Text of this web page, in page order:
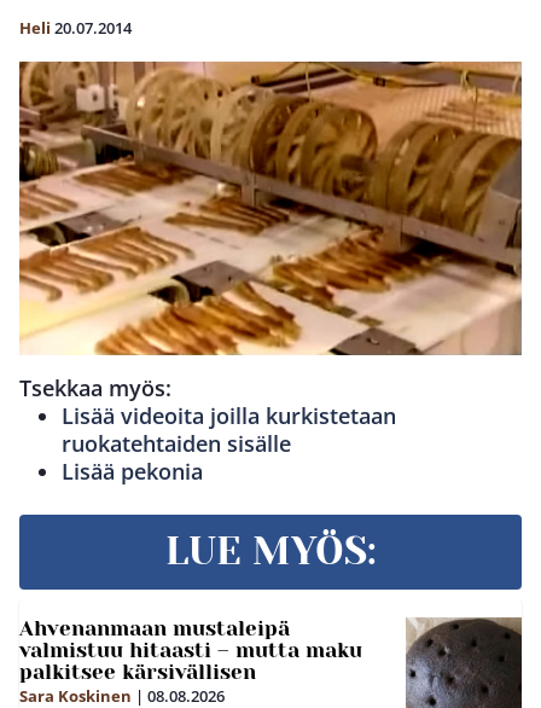
Heli 20.07.2014
Tsekkaa myös:
Lisää videoita joilla kurkistetaan
ruokatehtaiden sisälle
Lisää pekonia
LUE MYÖS:
Ahvenanmaan mustaleipä
valmistuu hitaasti – mutta maku
palkitsee kärsivällisen
Sara Koskinen | 08.08.2026